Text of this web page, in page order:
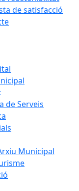
de satisfacció
de Serveis
Municipal